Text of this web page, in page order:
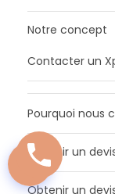
Notre concept
Contacter un
Pourquoi nous
Obtenir un
Obtenir un